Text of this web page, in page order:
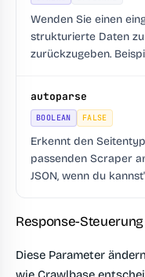
Wenden Sie einen
strukturierte Daten
zurückzugeben.
autoparse
BOOLEAN FALSE
Erkennt den
passenden Scraper
JSON, wenn du
Response-Steuerung
Diese Parameter